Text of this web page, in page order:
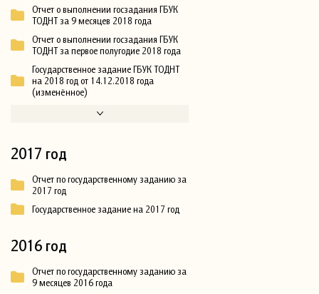
Отчет о выполнении госзадания ГБУК
ТОДНТ за 9 месяцев 2018 года
Отчет о выполнении госзадания ГБУК
ТОДНТ за первое полугодие 2018 года
Государственное задание ГБУК ТОДНТ
на 2018 год от 14.12.2018 года
(изменённое)
2017 год
Отчет по государственному заданию за
2017 год
Государственное задание на 2017 год
2016 год
Отчет по государственному заданию за
9 месяцев 2016 года